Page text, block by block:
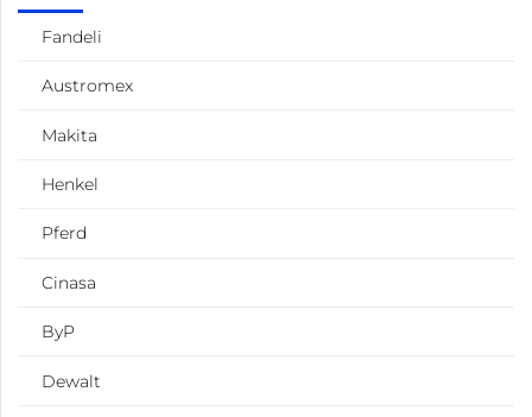
Fandeli
Austromex
Makita
Henkel
Pferd
Cinasa
ByP
Dewalt